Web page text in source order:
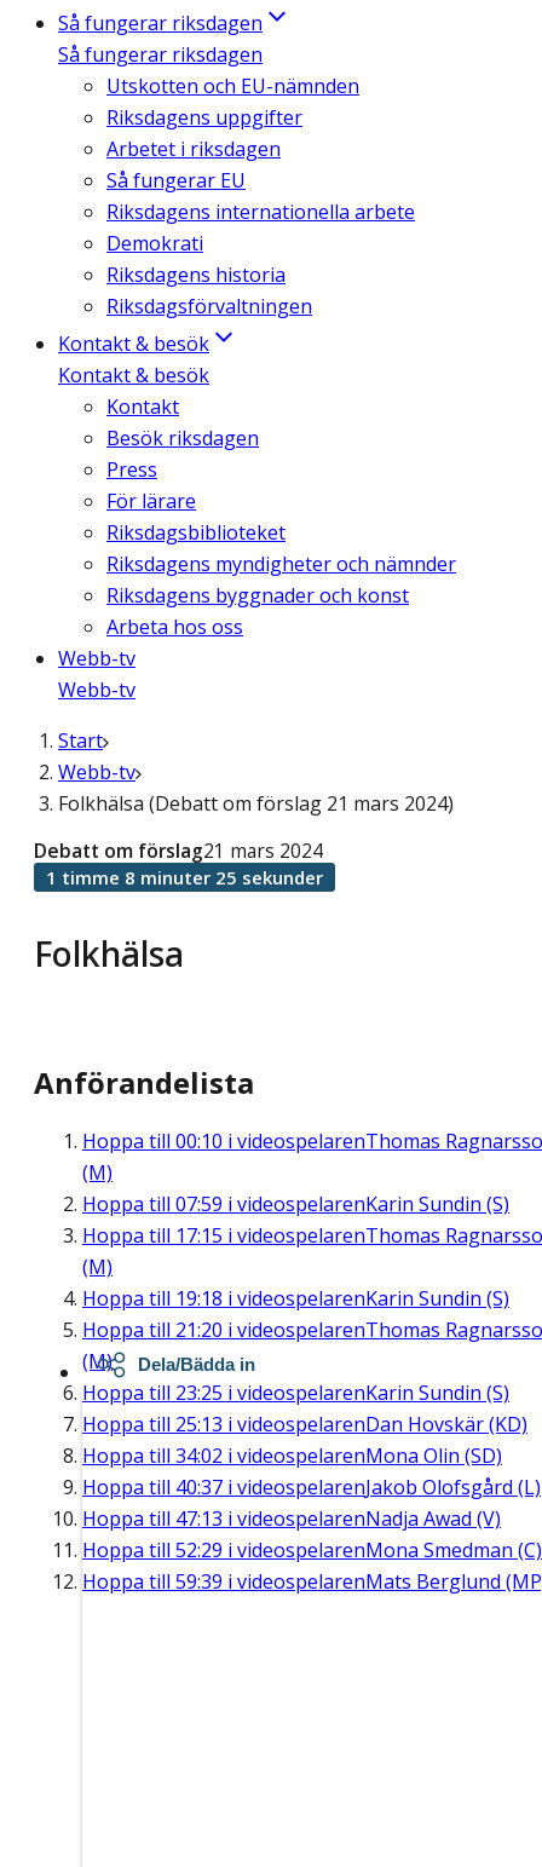
Så fungerar riksdagen
Så fungerar riksdagen
Utskotten och EU-nämnden
Riksdagens uppgifter
Arbetet i riksdagen
Så fungerar EU
Riksdagens internationella arbete
Demokrati
Riksdagens historia
Riksdagsförvaltningen
Kontakt & besök
Kontakt & besök
Kontakt
Besök riksdagen
Press
För lärare
Riksdagsbiblioteket
Riksdagens myndigheter och nämnder
Riksdagens byggnader och konst
Arbeta hos oss
Webb-tv
Webb-tv
Start
Webb-tv
Folkhälsa (Debatt om förslag 21 mars 2024)
Folkhälsa
Debatt om förslag21 mars 2024
1 timme 8 minuter 25 sekunder
Anförandelista
Hoppa till 00:10 i videospelarenThomas
(M)
Hoppa till 07:59 i videospelarenKarin Sundin (S)
Hoppa till 17:15 i videospelarenThomas
(M)
Hoppa till 19:18 i videospelarenKarin Sundin (S)
Hoppa till 21:20 i videospelarenThomas
(M)
Hoppa till 23:25 i videospelarenKarin Sundin (S)
Hoppa till 25:13 i videospelarenDan Hovskär (KD)
Hoppa till 34:02 i videospelarenMona Olin (SD)
Hoppa till 40:37 i videospelarenJakob Olofsgård (L)
Hoppa till 47:13 i videospelarenNadja Awad (V)
Hoppa till 52:29 i videospelarenMona Smedman (C)
Hoppa till 59:39 i videospelarenMats Berglund
Dela/Bädda in